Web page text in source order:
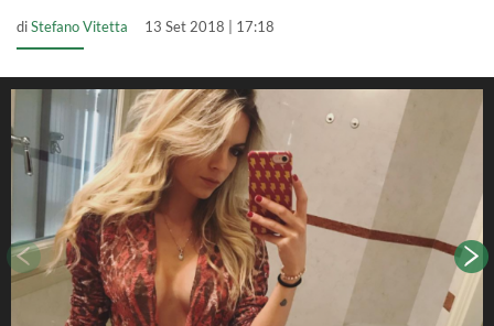
diStefano Vitetta 13 Set 2018 | 17:18